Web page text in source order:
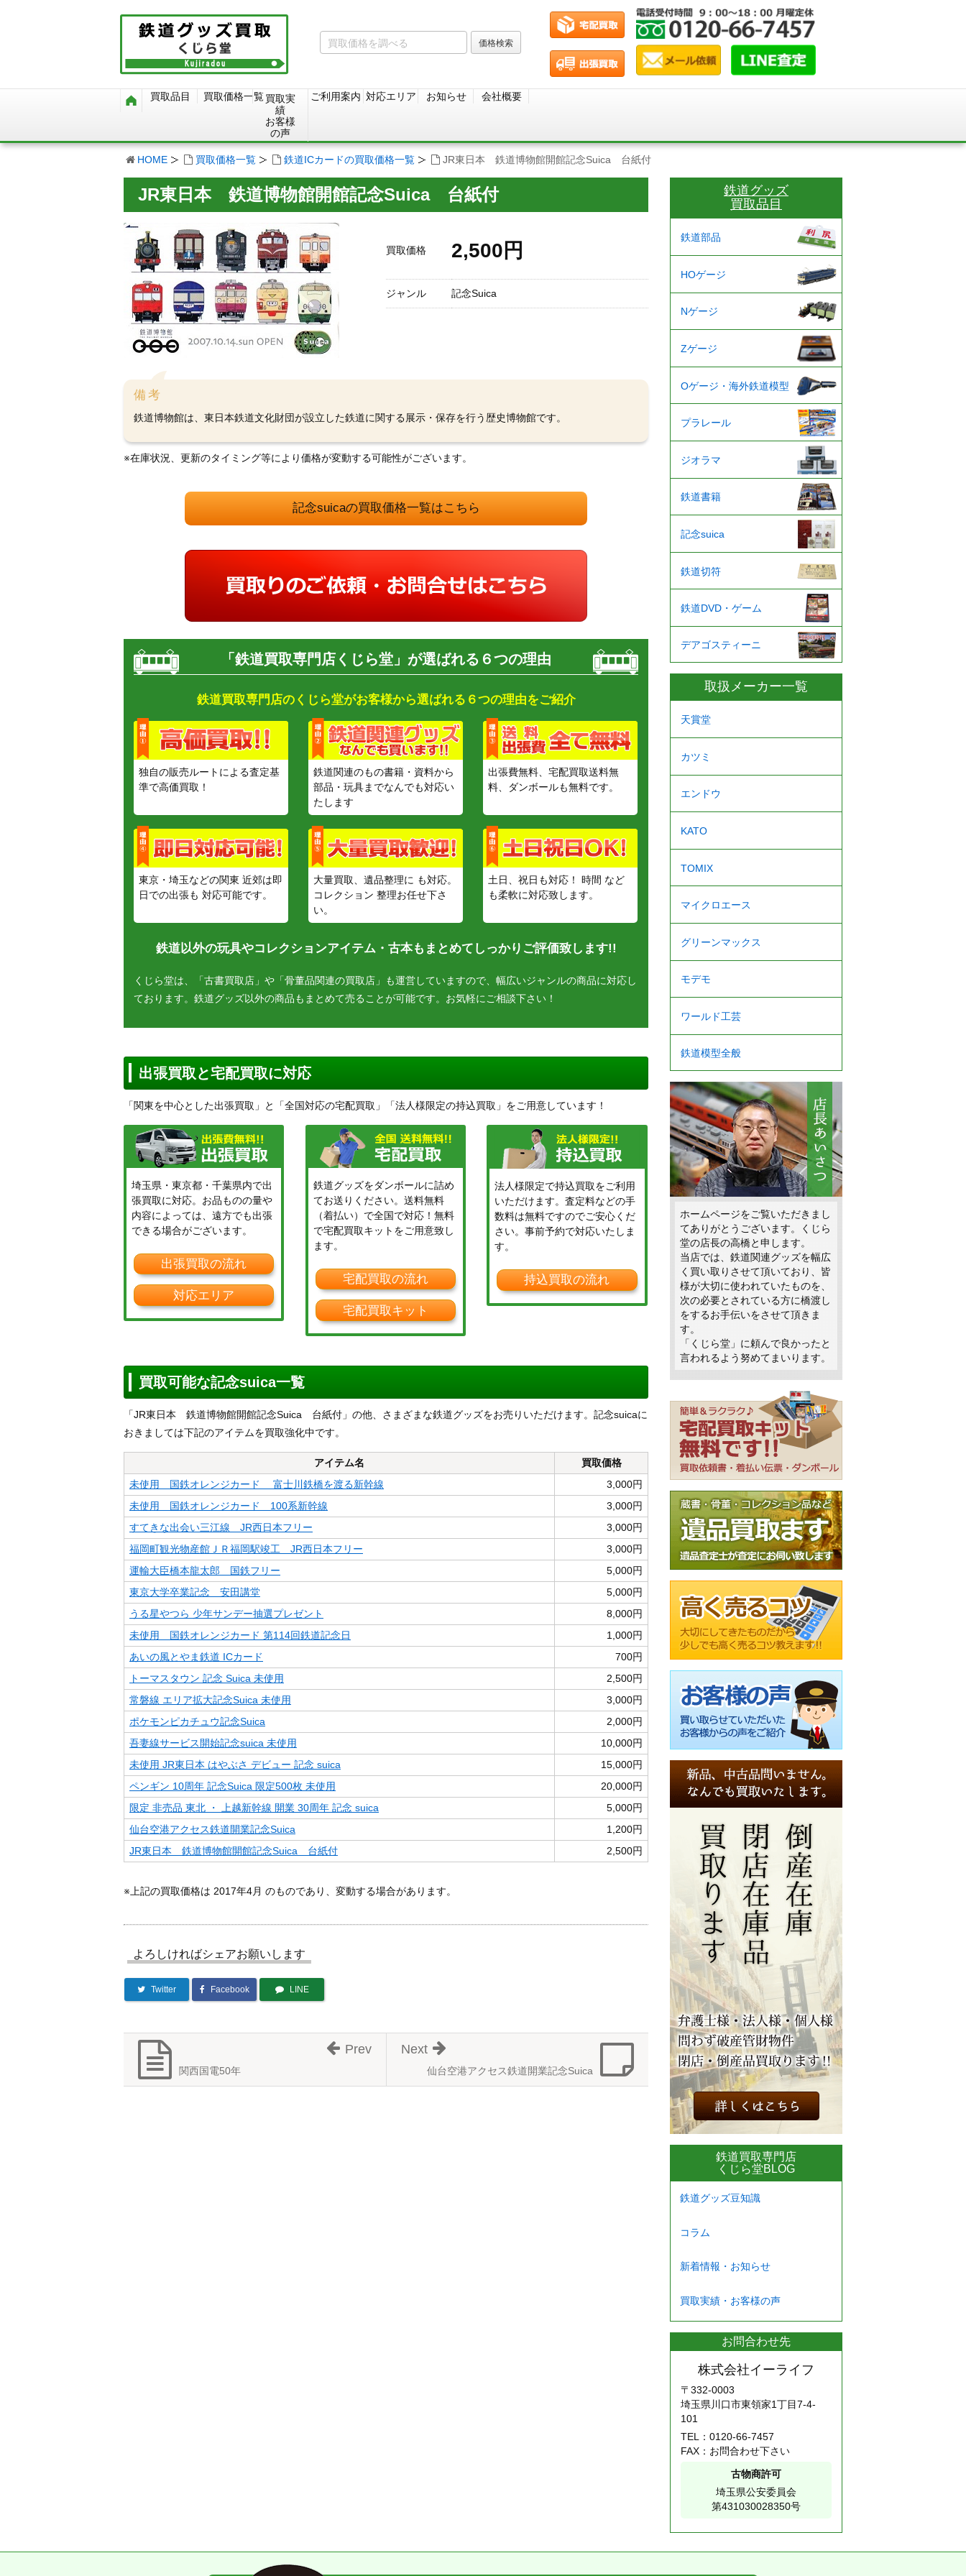
買取品目 買取価格一覧買取実
績
お客様
の声
ご利用案内 対応エリア お知らせ 会社概要
HOME 買取価格一覧 鉄道ICカードの買取価格一覧 JR東日本 鉄道博物館開館記念Suica 台紙付
JR東日本 鉄道博物館開館記念Suica 台紙付
買取価格 2,500円
ジャンル 記念Suica
備考
鉄道博物館は、東日本鉄道文化財団が設立した鉄道に関する展示・保存を行う歴史博物館です。
※在庫状況、更新のタイミング等により価格が変動する可能性がございます。
記念suicaの買取価格一覧はこちら
「鉄道買取専門店くじら堂」が選ばれる６つの理由
鉄道買取専門店のくじら堂がお客様から選ばれる６つの理由をご紹介
独自の販売ルートによる査定基
準で高価買取！
鉄道関連のもの書籍・資料から
部品・玩具までなんでも対応い
たします
出張費無料、宅配買取送料無
料、ダンボールも無料です。
東京・埼玉などの関東 近郊は即
日での出張も 対応可能です。
大量買取、遺品整理に も対応。
コレクション 整理お任せ下さ
い。
土日、祝日も対応！ 時間 など
も柔軟に対応致します。
鉄道以外の玩具やコレクションアイテム・古本もまとめてしっかりご評価致します!!
くじら堂は、「古書買取店」や「骨董品関連の買取店」も運営していますので、幅広いジャンルの商品に対応し
ております。鉄道グッズ以外の商品もまとめて売ることが可能です。お気軽にご相談下さい！
出張買取と宅配買取に対応
「関東を中心とした出張買取」と「全国対応の宅配買取」「法人様限定の持込買取」をご用意しています！
埼玉県・東京都・千葉県内で出
張買取に対応。お品ものの量や
内容によっては、遠方でも出張
できる場合がございます。
出張買取の流れ
対応エリア
鉄道グッズをダンボールに詰め
てお送りください。送料無料
（着払い）で全国で対応！無料
で宅配買取キットをご用意致し
ます。
宅配買取の流れ
宅配買取キット
法人様限定で持込買取をご利用
いただけます。査定料などの手
数料は無料ですのでご安心くだ
さい。事前予約で対応いたしま
す。
持込買取の流れ
買取可能な記念suica一覧
「JR東日本 鉄道博物館開館記念Suica 台紙付」の他、さまざまな鉄道グッズをお売りいただけます。記念suicaに
おきましては下記のアイテムを買取強化中です。
アイテム名
買取価格
未使用 国鉄オレンジカード 富士川鉄橋を渡る新幹線
3,000円
未使用 国鉄オレンジカード 100系新幹線
3,000円
すてきな出会い三江線 JR西日本フリー
3,000円
福岡町観光物産館ＪＲ福岡駅竣工 JR西日本フリー
3,000円
運輸大臣橋本龍太郎 国鉄フリー
5,000円
東京大学卒業記念 安田講堂
5,000円
うる星やつら 少年サンデー抽選プレゼント
8,000円
未使用 国鉄オレンジカード 第114回鉄道記念日
1,000円
あいの風とやま鉄道 ICカード
700円
トーマスタウン 記念 Suica 未使用
2,500円
常磐線 エリア拡大記念Suica 未使用
3,000円
ポケモンピカチュウ記念Suica
2,000円
吾妻線サービス開始記念suica 未使用
10,000円
未使用 JR東日本 はやぶさ デビュー 記念 suica
15,000円
ペンギン 10周年 記念Suica 限定500枚 未使用
20,000円
限定 非売品 東北 ・ 上越新幹線 開業 30周年 記念 suica
5,000円
仙台空港アクセス鉄道開業記念Suica
1,200円
JR東日本 鉄道博物館開館記念Suica 台紙付
2,500円
※上記の買取価格は 2017年4月 のものであり、変動する場合があります。
よろしければシェアお願いします
Twitter Facebook LINE
仙台空港アクセス鉄道開業記念Suica
Next
関西国電50年
Prev
鉄道グッズ
買取品目
鉄道部品
HOゲージ
Nゲージ
Zゲージ
Oゲージ・海外鉄道模型
プラレール
ジオラマ
鉄道書籍
記念suica
鉄道切符
鉄道DVD・ゲーム
デアゴスティーニ
取扱メーカー一覧
天賞堂
カツミ
エンドウ
KATO
TOMIX
マイクロエース
グリーンマックス
モデモ
ワールド工芸
鉄道模型全般
ホームページをご覧いただきまし
てありがとうございます。くじら
堂の店長の高橋と申します。
当店では、鉄道関連グッズを幅広
く買い取りさせて頂いており、皆
様が大切に使われていたものを、
次の必要とされている方に橋渡し
をするお手伝いをさせて頂きま
す。
「くじら堂」に頼んで良かったと
言われるよう努めてまいります。
鉄道買取専門店
くじら堂BLOG
鉄道グッズ豆知識
コラム
新着情報・お知らせ
買取実績・お客様の声
お問合わせ先
株式会社イーライフ
〒332-0003
埼玉県川口市東領家1丁目7-4-
101
TEL： 0120-66-7457
FAX：お問合わせ下さい
古物商許可
埼玉県公安委員会
第431030028350号